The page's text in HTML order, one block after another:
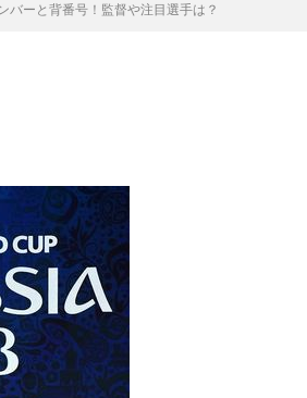
バーと背番号！監督や注目選手は？